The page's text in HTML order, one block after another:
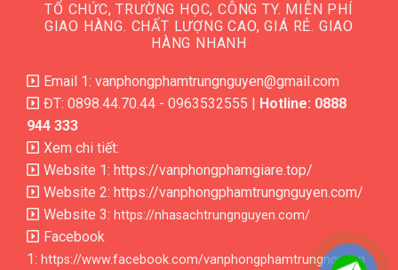
TỔ CHỨC, TRƯỜNG HỌC, CÔNG TY. MIỄN PHÍ
GIAO HÀNG. CHẤT LƯỢNG CAO, GIÁ RẺ. GIAO
HÀNG NHANH
Email 1: vanphongphamtrungnguyen@gmail.com
ĐT: 0898.44.70.44 - 0963532555 | Hotline: 0888
944 333
Xem chi tiết:
Website 1: https://vanphongphamgiare.top/
Website 2: https://vanphongphamtrungnguyen.com/
Website 3: https://nhasachtrungnguyen.com/
Facebook
1: https://www.facebook.com/vanphongphamtrungnguyen